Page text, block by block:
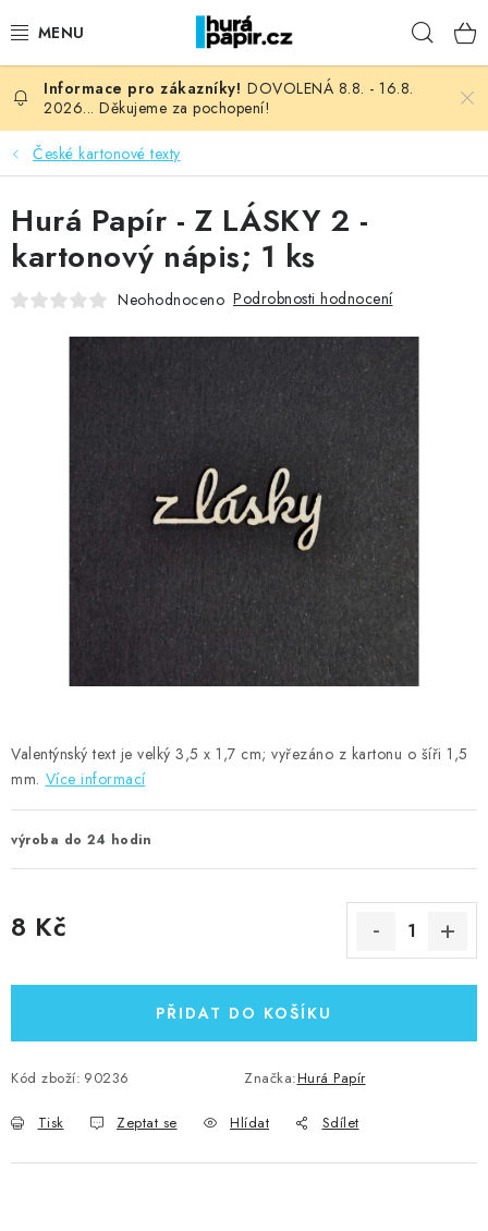
na
NOVINKY
HURÁ DÍLNA
VŠECHNO ZBOŽÍ
KNIHAŘSKÝ MATERIÁL
FOTORECENZE
MOJE OBJEDNÁVKA
Kontakty Moje objednávka
Oblíbené ♥️
Hodnocení obchodu
Obchodní podmínky
Podmínky ochrany osobních údajů
Ověřování recenzí
DOVOLENÁ 8.8. - 16.8.
2026... Děkujeme za pochopení!
České kartonové texty
Valentýnský text je velký 3,5 x 1,7 cm; vyřezáno z kartonu o šíři 1,5
mm. Více informací
výroba do 24 hodin
8 Kč
PŘIDAT DO KOŠÍKU
Kód zboží: 90236 Značka:Hurá Papír
Tisk Zeptat se Hlídat Sdílet
Hurá Papír - Z LÁSKY 2 -
kartonový nápis; 1 ks
Neohodnoceno Podrobnosti hodnocení